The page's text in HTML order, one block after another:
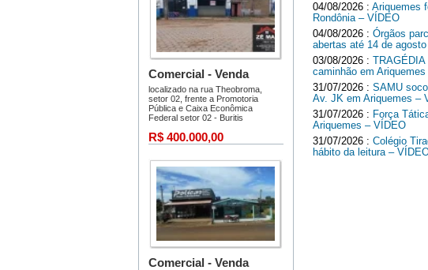
04/08/2026 : Ariquemes
Rondônia – VÍDEO
04/08/2026 : Órgãos
abertas até 14 de agosto
03/08/2026 :
caminhão em
31/07/2026 : SAMU
Av. JK em Ariquemes –
31/07/2026 : Força
Ariquemes – VÍDEO
31/07/2026 : Colégio
hábito da leitura –